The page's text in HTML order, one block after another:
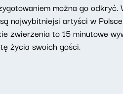
można go
najwybitniejsi artyści w
zwierzenia to 15 minutowe
życia swoich gości.